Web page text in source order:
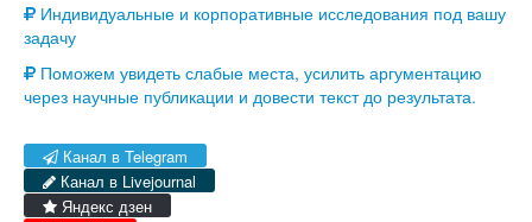
Индивидуальные и корпоративные исследования под вашу
задачу
Поможем увидеть слабые места, усилить аргументацию
через научные публикации и довести текст до результата.
Канал в Telegram
Канал в Livejournal
Яндекс дзен